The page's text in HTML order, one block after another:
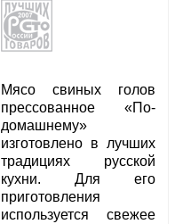
Мясо свиных голов
прессованное «По-
домашнему»
изготовлено в лучших
традициях русской
кухни. Для его
приготовления
используется свежее